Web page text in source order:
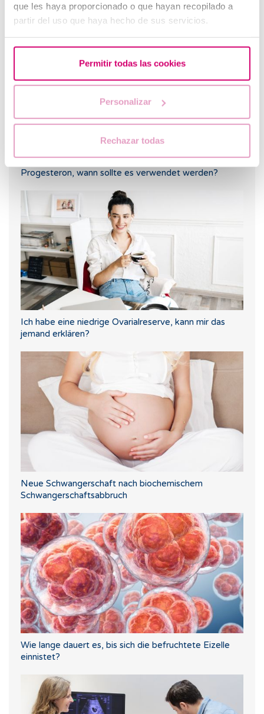
que les haya proporcionado o que hayan recopilado a
partir del uso que haya hecho de sus servicios.
Permitir todas las cookies
Personalizar
Rechazar todas
Was bedeutet braune oder zwischenmenstruelle
Blutung bei der Schwangerschaftsplanung?
Progesteron, wann sollte es verwendet werden?
Ich habe eine niedrige Ovarialreserve, kann mir das
jemand erklären?
Neue Schwangerschaft nach biochemischem
Schwangerschaftsabbruch
Wie lange dauert es, bis sich die befruchtete Eizelle
einnistet?